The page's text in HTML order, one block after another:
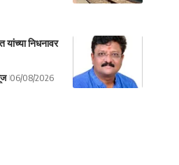
यांच्या निधनावर
06/08/2026